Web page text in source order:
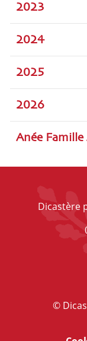
2023
2024
2025
2026
Anée
Dicastère
©